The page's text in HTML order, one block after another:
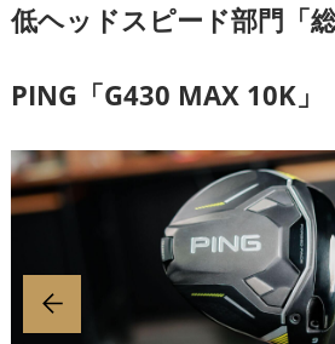
低ヘッドスピード部門「総
PING「G430 MAX 10K」